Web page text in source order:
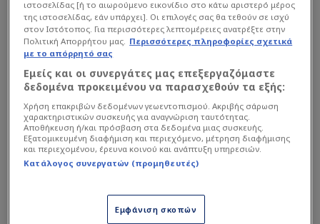
Το ότι δεν ακούγεται καθόλου, δεν σημαίνει ότι
δεν κάνει πράγματα η ομάδα του Πειραιά. Κατ’
αρχάς και το πιο σημαντικό είναι ότι ετοιμάζεται
για τον ημιτελικό με την Φενέρ, ο οποίος
σφραγίστηκε χθες με τη πρόκριση των Τούρκων
σε βάρος της Ζαλγκίρις. Και από κει και πέρα, το
πριν από το φάιναλ-φορ της Ευρωλίγκας
υπάρχουν τα παιχνίδια με τον Κολοσσό. Ματς,
ιστοσελίδας [ή το αιωρούμενο εικονίδιο στο κάτω αριστερό μέρος
της ιστοσελίδας, εάν υπάρχει]. Οι επιλογές σας θα τεθούν σε ισχύ
στον Ιστότοπος. Για περισσότερες λεπτομέρειες ανατρέξτε στην
Πολιτική Απορρήτου μας. Περισσότερες πληροφορίες σχετικά
με το απόρρητό σας
Εμείς και οι συνεργάτες μας επεξεργαζόμαστε
δεδομένα προκειμένου να παρασχεθούν τα εξής:
Χρήση επακριβών δεδομένων γεωεντοπισμού. Ακριβής σάρωση
χαρακτηριστικών συσκευής για αναγνώριση ταυτότητας.
Αποθήκευση ή/και πρόσβαση στα δεδομένα μιας συσκευής.
Εξατομικευμένη διαφήμιση και περιεχόμενο, μέτρηση διαφήμισης
και περιεχομένου, έρευνα κοινού και ανάπτυξη υπηρεσιών.
Κατάλογος συνεργατών (προμηθευτές)
Εμφάνιση σκοπών